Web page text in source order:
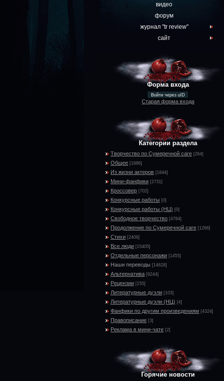
видео
форум
журнал "tr review"
сайт
Форма входа
Войти через uID
Старая форма входа
Категории раздела
Творчество по Сумеречной саге [264]
Общее [1686]
Из жизни актеров [1644]
Мини-фанфики [2731]
Кроссовер [702]
Конкурсные работы [0]
Конкурсные работы (НЦ) [0]
Свободное творчество [4794]
Продолжение по Сумеречной саге [1266]
Стихи [2409]
Все люди [15405]
Отдельные персонажи [1455]
Наши переводы [14628]
Альтернатива [9244]
Рецензии [155]
Литературные дуэли [103]
Литературные дуэли (НЦ) [4]
Фанфики по другим произведениям [4324]
Правописание [3]
Реклама в мини-чате [2]
Горячие новости